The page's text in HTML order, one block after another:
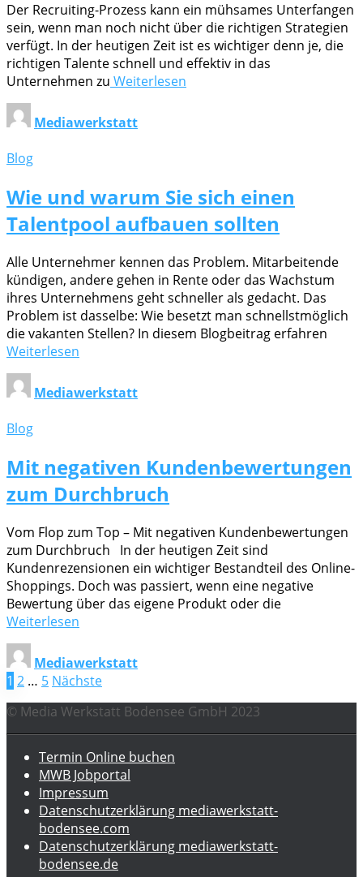
Der Recruiting-Prozess kann ein mühsames Unterfangen
sein, wenn man noch nicht über die richtigen Strategien
verfügt. In der heutigen Zeit ist es wichtiger denn je, die
richtigen Talente schnell und effektiv in das
Unternehmen zu Weiterlesen
Mediawerkstatt
Blog
Wie und warum Sie sich einen
Talentpool aufbauen sollten
Alle Unternehmer kennen das Problem. Mitarbeitende
kündigen, andere gehen in Rente oder das Wachstum
ihres Unternehmens geht schneller als gedacht. Das
Problem ist dasselbe: Wie besetzt man schnellstmöglich
die vakanten Stellen? In diesem Blogbeitrag erfahren
Weiterlesen
Mediawerkstatt
Blog
Mit negativen Kundenbewertungen
zum Durchbruch
Vom Flop zum Top – Mit negativen Kundenbewertungen
zum Durchbruch In der heutigen Zeit sind
Kundenrezensionen ein wichtiger Bestandteil des Online-
Shoppings. Doch was passiert, wenn eine negative
Bewertung über das eigene Produkt oder die
Weiterlesen
Mediawerkstatt
Seitennummerierung
der
Beiträge
1 2 … 5 Nächste
© Media Werkstatt Bodensee GmbH 2023
Termin Online buchen
MWB Jobportal
Impressum
Datenschutzerklärung mediawerkstatt-
bodensee.com
Datenschutzerklärung mediawerkstatt-
bodensee.de